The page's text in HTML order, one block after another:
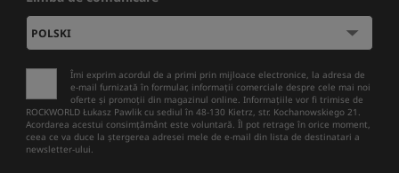
Îmi exprim acordul de a primi prin mijloace electronice, la adresa de
e-mail furnizată în formular, informații comerciale despre cele mai noi
oferte și promoții din magazinul online. Informațiile vor fi trimise de
ROCKWORLD Łukasz Pawlik cu sediul în 48-130 Kietrz, str. Kochanowskiego 21.
Acordarea acestui consimțământ este voluntară. Îl pot retrage în orice moment,
ceea ce va duce la ștergerea adresei mele de e-mail din lista de destinatari a
newsletter-ului.